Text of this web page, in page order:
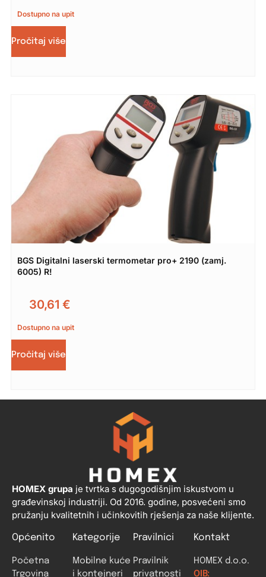
Dostupno na upit
Pročitaj više
BGS Digitalni laserski termometar pro+ 2190 (zamj.
6005) R!
30,61 €
Dostupno na upit
Pročitaj više
HOMEX grupa je tvrtka s dugogodišnjim iskustvom u
građevinskoj industriji. Od 2016. godine, posvećeni smo
pružanju kvalitetnih i učinkovitih rješenja za naše klijente.
Općenito
Početna
Trgovina
Kategorije
Mobilne kuće
i kontejneri
Pravilnici
Pravilnik
privatnosti
Kontakt
HOMEX d.o.o.
OIB: